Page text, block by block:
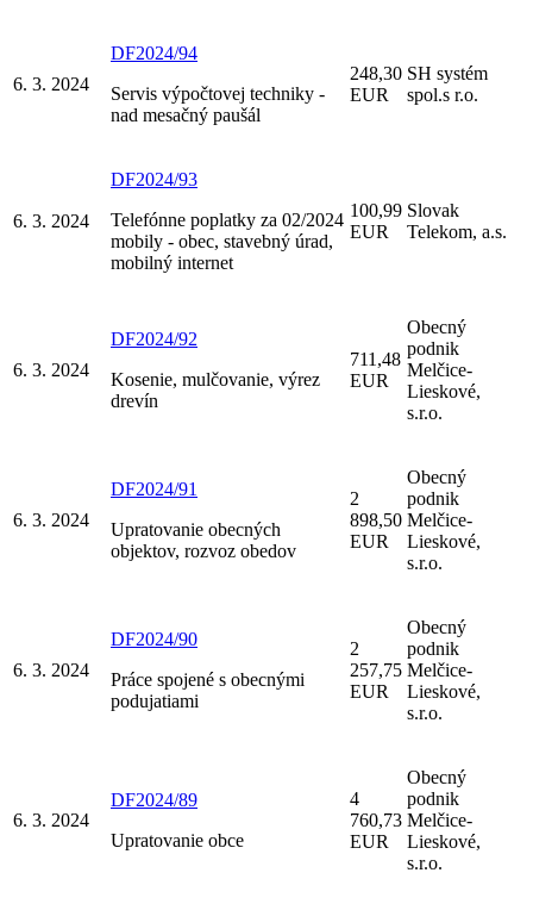
6. 3. 2024
DF2024/94
Servis výpočtovej techniky -
nad mesačný paušál
248,30
EUR
SH systém
spol.s r.o.
6. 3. 2024
DF2024/93
Telefónne poplatky za 02/2024
mobily - obec, stavebný úrad,
mobilný internet
100,99
EUR
Slovak
Telekom, a.s.
6. 3. 2024
DF2024/92
Kosenie, mulčovanie, výrez
drevín
711,48
EUR
Obecný
podnik
Melčice-
Lieskové,
s.r.o.
6. 3. 2024
DF2024/91
Upratovanie obecných
objektov, rozvoz obedov
2
898,50
EUR
Obecný
podnik
Melčice-
Lieskové,
s.r.o.
6. 3. 2024
DF2024/90
Práce spojené s obecnými
podujatiami
2
257,75
EUR
Obecný
podnik
Melčice-
Lieskové,
s.r.o.
6. 3. 2024
DF2024/89
Upratovanie obce
4
760,73
EUR
Obecný
podnik
Melčice-
Lieskové,
s.r.o.